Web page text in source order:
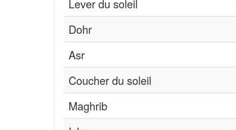
Lever du soleil
Dohr
Asr
Coucher du soleil
Maghrib